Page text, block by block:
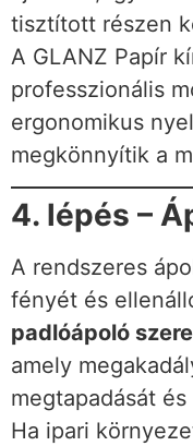
tisztított részen
A GLANZ Papír
professzionális
ergonomikus
megkönnyítik a
4. lépés –
A rendszeres
fényét és
padlóápoló
amely
megtapadását
Ha ipari